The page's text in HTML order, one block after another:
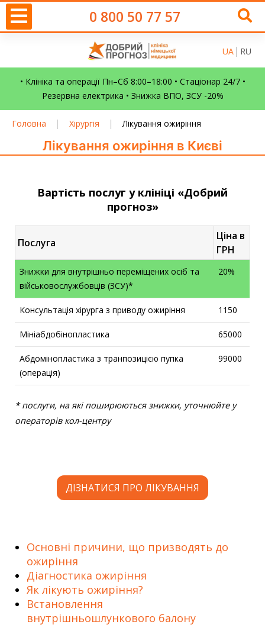
0 800 50 77 57
UA RU
• Клініка та операції Пн–Сб 8:00–18:00 • Стаціонар 24/7 •
Резервна електрика • Знижка ВПО, ЗСУ -20%
Головна | Хірургія | Лікування ожиріння
Лікування ожиріння в Києві
Вартість послуг у клініці «Добрий
прогноз»
Послуга
Ціна в
ГРН
Знижки для внутрішньо переміщених осіб та
військовослужбовців (ЗСУ)*
20%
Консультація хірурга з приводу ожиріння 1150
Мініабдобінопластика 65000
Абдомінопластика з транпозицією пупка
(операція)
99000
* послуги, на які поширюються знижки, уточнюйте у
операторів кол-центру
ДІЗНАТИСЯ ПРО ЛІКУВАННЯ
Основні причини, що призводять до
ожиріння
Діагностика ожиріння
Як лікують ожиріння?
Встановлення
внутрішньошлункового балону